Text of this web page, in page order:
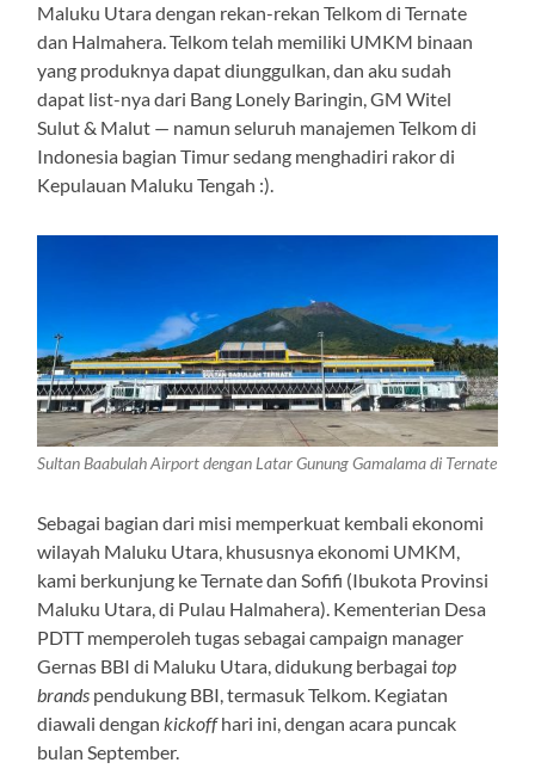
Maluku Utara dengan rekan-rekan Telkom di Ternate
dan Halmahera. Telkom telah memiliki UMKM binaan
yang produknya dapat diunggulkan, dan aku sudah
dapat list-nya dari Bang Lonely Baringin, GM Witel
Sulut & Malut — namun seluruh manajemen Telkom di
Indonesia bagian Timur sedang menghadiri rakor di
Kepulauan Maluku Tengah :).
Sultan Baabulah Airport dengan Latar Gunung Gamalama di Ternate
Sebagai bagian dari misi memperkuat kembali ekonomi
wilayah Maluku Utara, khususnya ekonomi UMKM,
kami berkunjung ke Ternate dan Sofifi (Ibukota Provinsi
Maluku Utara, di Pulau Halmahera). Kementerian Desa
PDTT memperoleh tugas sebagai campaign manager
Gernas BBI di Maluku Utara, didukung berbagaitop
brands pendukung BBI, termasuk Telkom. Kegiatan
diawali dengankickoffhari ini, dengan acara puncak
bulan September.